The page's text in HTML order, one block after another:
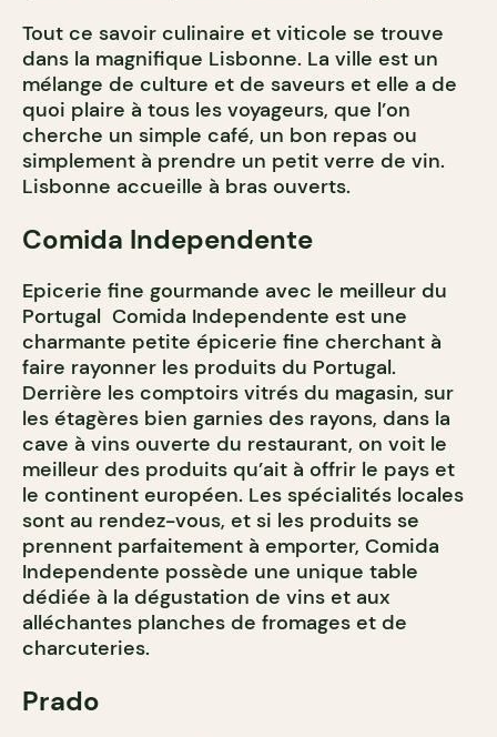
Tout ce savoir culinaire et viticole se trouve
dans la magnifique Lisbonne. La ville est un
mélange de culture et de saveurs et elle a de
quoi plaire à tous les voyageurs, que l’on
cherche un simple café, un bon repas ou
simplement à prendre un petit verre de vin.
Lisbonne accueille à bras ouverts.
Comida Independente
Epicerie fine gourmande avec le meilleur du
Portugal Comida Independente est une
charmante petite épicerie fine cherchant à
faire rayonner les produits du Portugal.
Derrière les comptoirs vitrés du magasin, sur
les étagères bien garnies des rayons, dans la
cave à vins ouverte du restaurant, on voit le
meilleur des produits qu’ait à offrir le pays et
le continent européen. Les spécialités locales
sont au rendez-vous, et si les produits se
prennent parfaitement à emporter, Comida
Independente possède une unique table
dédiée à la dégustation de vins et aux
alléchantes planches de fromages et de
charcuteries.
Prado